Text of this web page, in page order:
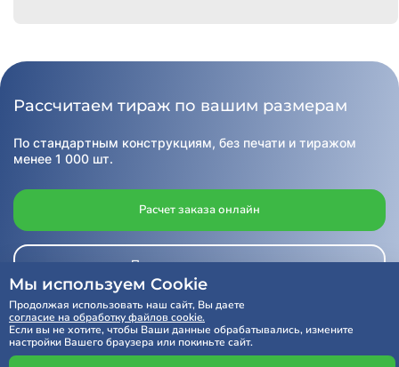
Рассчитаем тираж по вашим размерам
По стандартным конструкциям, без печати и тиражом
менее 1 000 шт.
Расчет заказа онлайн
Получить консультацию
Мы используем Cookie
Продолжая использовать наш сайт, Вы даете
согласие на обработку файлов cookie.
Если вы не хотите, чтобы Ваши данные обрабатывались, измените
настройки Вашего браузера или покиньте сайт.